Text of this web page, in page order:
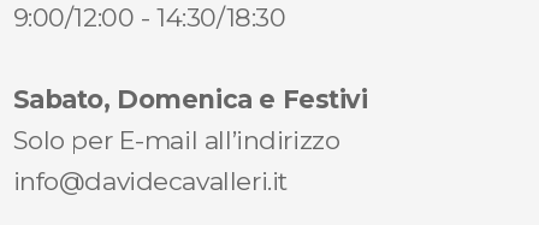
9:00/12:00 - 14:30/18:30
Sabato, Domenica e Festivi
Solo per E-mail all’indirizzo
info@davidecavalleri.it